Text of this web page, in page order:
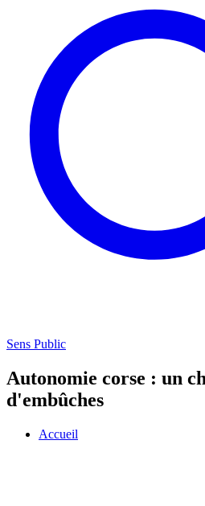
Sens Public
Autonomie corse : un
d'embûches
Accueil